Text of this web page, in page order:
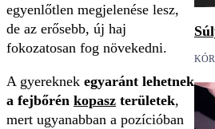
egyenlőtlen megjelenése lesz,
de az erősebb, új haj
fokozatosan fog növekedni.
A gyereknek egyaránt lehetnek
a fejbőrén kopasz területek,
mert ugyanabban a pozícióban